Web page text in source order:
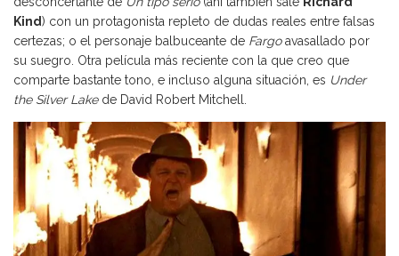
Kind) con un protagonista repleto de dudas reales entre falsas
certezas; o el personaje balbuceante de Fargoavasallado por
su suegro. Otra película más reciente con la que creo que
comparte bastante tono, e incluso alguna situación, es Under
the Silver Lakede David Robert Mitchell.